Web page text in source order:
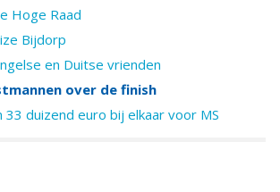
Hoge Raad
Bijdorp
en Duitse vrienden
over de finish
33 duizend euro bij elkaar voor MS